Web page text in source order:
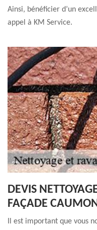
Ainsi, bénéficier d’un
appel à KM Service.
DEVIS
FAÇADE
Il est important que vous